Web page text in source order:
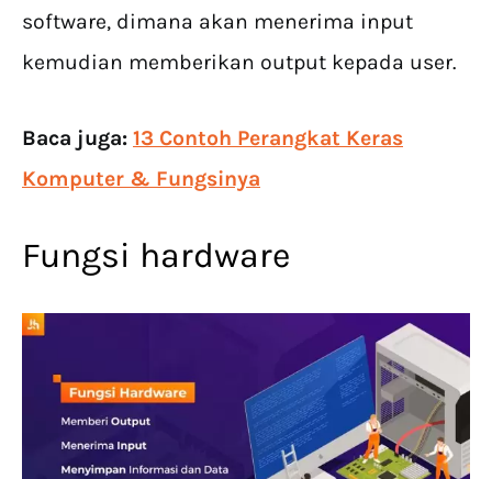
software, dimana akan menerima input
kemudian memberikan output kepada user.
Baca juga: 13 Contoh Perangkat Keras
Komputer & Fungsinya
Fungsi hardware